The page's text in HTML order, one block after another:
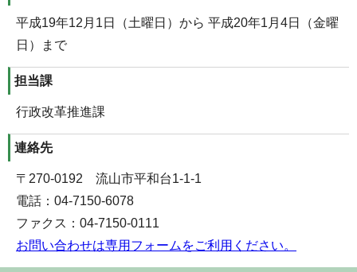
平成19年12月1日（土曜日）から 平成20年1月4日（金曜
日）まで
担当課
行政改革推進課
連絡先
〒270-0192 流山市平和台1-1-1
電話：04-7150-6078
ファクス：04-7150-0111
お問い合わせは専用フォームをご利用ください。